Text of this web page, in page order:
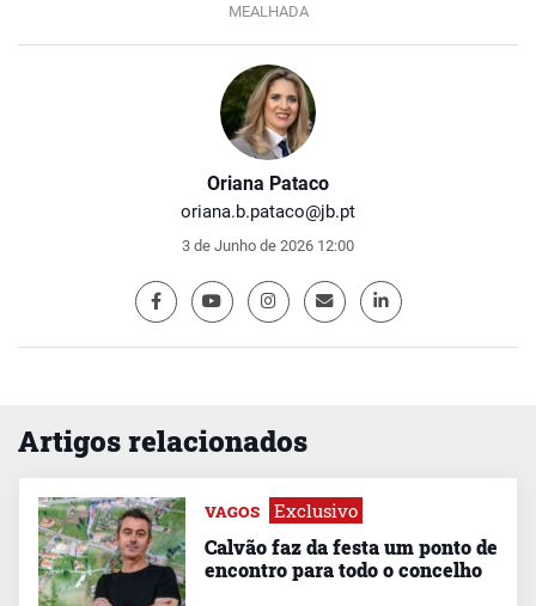
Oriana Pataco
oriana.b.pataco@jb.pt
3 de Junho de 2026 12:00
MEALHADA
Artigos relacionados
VAGOS Exclusivo
Calvão faz da festa um ponto de
encontro para todo o concelho